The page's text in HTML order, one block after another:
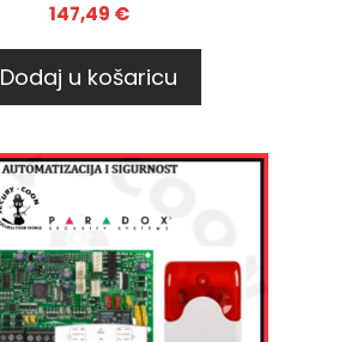
147,49 €
Dodaj u košaricu